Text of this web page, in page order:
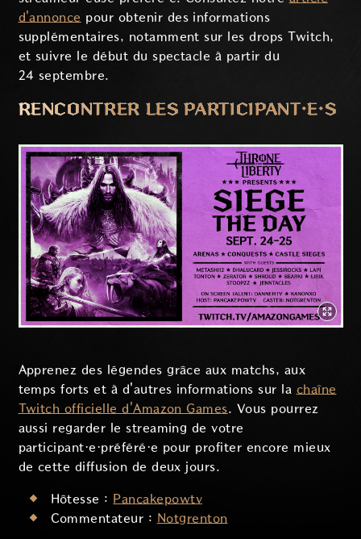
d'annonce pour obtenir des informations
supplémentaires, notamment sur les drops Twitch,
et suivre le début du spectacle à partir du
24 septembre.
RENCONTRER LES PARTICIPANT·E·S
Apprenez des légendes grâce aux matchs, aux
temps forts et à d'autres informations sur la chaîne
Twitch officielle d'Amazon Games. Vous pourrez
aussi regarder le streaming de votre
participant·e·préféré·e pour profiter encore mieux
de cette diffusion de deux jours.
Hôtesse : Pancakepowtv
Commentateur : Notgrenton